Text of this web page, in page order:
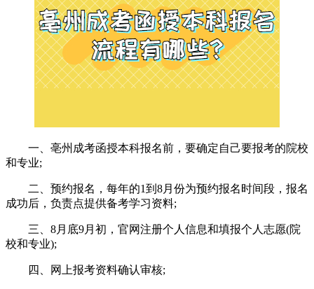
一、亳州成考函授本科报名前，要确定自己要报考的院校
和专业;
二、预约报名，每年的1到8月份为预约报名时间段，报名
成功后，负责点提供备考学习资料;
三、8月底9月初，官网注册个人信息和填报个人志愿(院
校和专业);
四、网上报考资料确认审核;